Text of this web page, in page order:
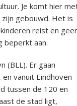
Je komt hier
gebouwd. Het is
reist en
beperkt aan.
(BLL). Er gaan
vanuit Eindhoven
tussen de 120 en
de stad ligt,